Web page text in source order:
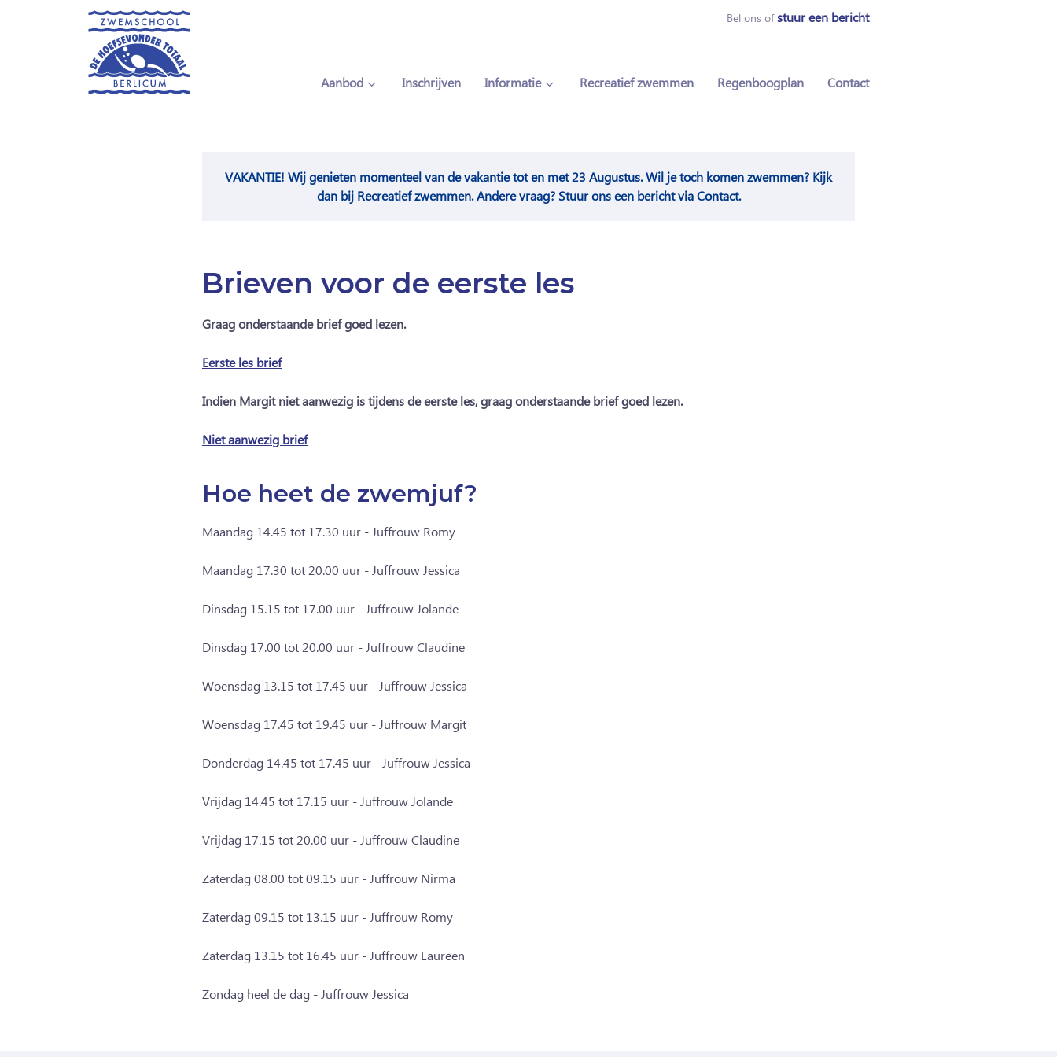
Bel ons ofstuur een bericht
Aanbod Inschrijven Informatie Recreatief zwemmen Regenboogplan Contact
VAKANTIE! Wij genieten momenteel van de vakantie tot en met 23 Augustus. Wil je toch komen zwemmen? Kijk
dan bij Recreatief zwemmen. Andere vraag? Stuur ons een bericht via Contact.
Brieven voor de eerste les
Graag onderstaande brief goed lezen.
Eerste les brief
Indien Margit niet aanwezig is tijdens de eerste les, graag onderstaande brief goed lezen.
Niet aanwezig brief
Hoe heet de zwemjuf?
Maandag 14.45 tot 17.30 uur - Juffrouw Romy
Maandag 17.30 tot 20.00 uur - Juffrouw Jessica
Dinsdag 15.15 tot 17.00 uur - Juffrouw Jolande
Dinsdag 17.00 tot 20.00 uur - Juffrouw Claudine
Woensdag 13.15 tot 17.45 uur - Juffrouw Jessica
Woensdag 17.45 tot 19.45 uur - Juffrouw Margit
Donderdag 14.45 tot 17.45 uur - Juffrouw Jessica
Vrijdag 14.45 tot 17.15 uur - Juffrouw Jolande
Vrijdag 17.15 tot 20.00 uur - Juffrouw Claudine
Zaterdag 08.00 tot 09.15 uur - Juffrouw Nirma
Zaterdag 09.15 tot 13.15 uur - Juffrouw Romy
Zaterdag 13.15 tot 16.45 uur - Juffrouw Laureen
Zondag heel de dag - Juffrouw Jessica